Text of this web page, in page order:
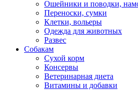
Ошейники и поводки,
Переноски, сумки
Клетки, вольеры
Одежда для животных
Развес
Собакам
Сухой корм
Консервы
Ветеринарная диета
Витамины и добавки